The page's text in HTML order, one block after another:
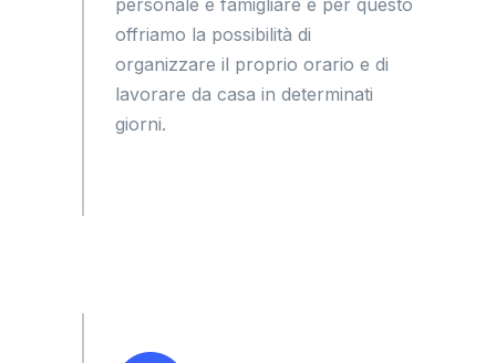
personale e famigliare e per questo
offriamo la possibilità di
organizzare il proprio orario e di
lavorare da casa in determinati
giorni.